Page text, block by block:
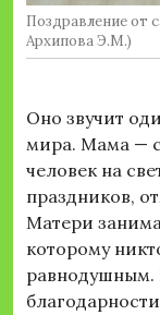
Поздравление от
Архипова Э.М.)
Оно звучит
мира. Мама —
человек на
праздников,
Матери
которому
равнодушным.